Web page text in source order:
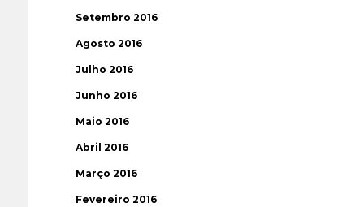
Setembro 2016
Agosto 2016
Julho 2016
Junho 2016
Maio 2016
Abril 2016
Março 2016
Fevereiro 2016